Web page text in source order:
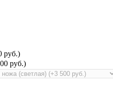
руб.)
руб.)